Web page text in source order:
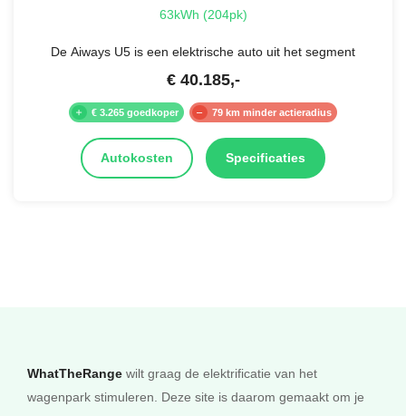
63kWh (204pk)
De Aiways U5 is een elektrische auto uit het segment
€ 40.185,-
€ 3.265 goedkoper 79 km minder actieradius
Autokosten Specificaties
WhatTheRange wilt graag de elektrificatie van het
wagenpark stimuleren. Deze site is daarom gemaakt om je